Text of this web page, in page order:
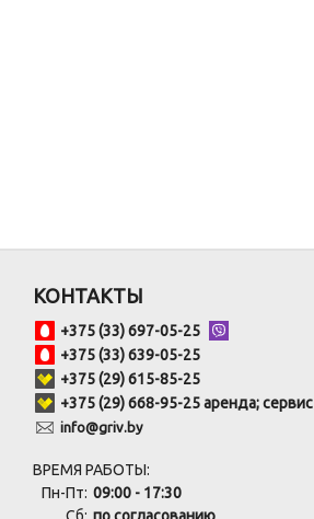
КОНТАКТЫ
+375 (33) 697-05-25
+375 (33) 639-05-25
+375 (29) 615-85-25
+375 (29) 668-95-25 аренда; сервис
info@griv.by
ВРЕМЯ РАБОТЫ:
Пн-Пт: 09:00 - 17:30